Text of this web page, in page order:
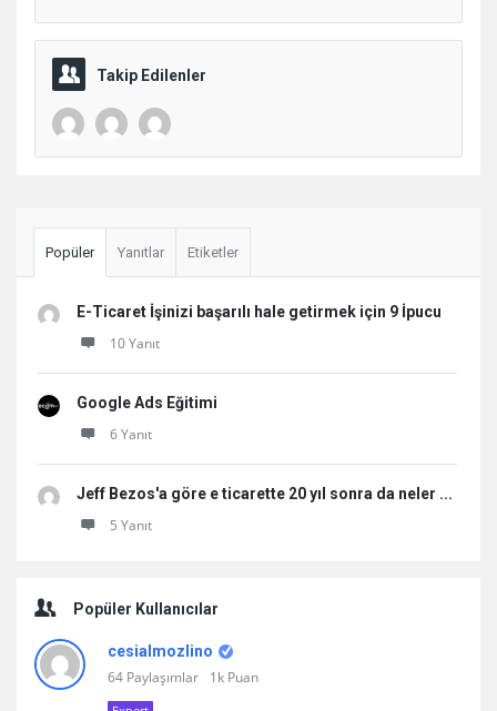
Takip Edilenler
Sidebar
Popüler Yanıtlar Etiketler
E-Ticaret İşinizi başarılı hale getirmek için 9 İpucu
10 Yanıt
Google Ads Eğitimi
6 Yanıt
Jeff Bezos'a göre e ticarette 20 yıl sonra da neler ...
5 Yanıt
Popüler Kullanıcılar
cesialmozlino
64 Paylaşımlar 1k Puan